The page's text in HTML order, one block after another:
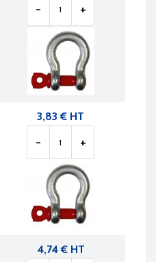
- +
3,83 € HT
- +
4,74 € HT